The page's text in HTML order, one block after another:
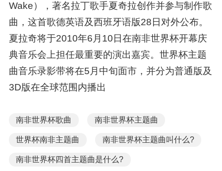
Wake），著名拉丁歌手夏奇拉创作并参与制作歌
曲，这首歌德英语及西班牙语版28日对外公布。
夏拉奇将于2010年6月10日在南非世界杯开幕庆
典音乐会上担任最重要的演出嘉宾。世界杯主题
曲音乐录影带将在5月中旬面市，并分为普通版及
3D版在全球范围内播出
南非世界杯歌曲 南非世界杯主题曲
世界杯南非主题曲 南非世界杯主题曲叫什么?
南非世界杯四首主题曲是什么?